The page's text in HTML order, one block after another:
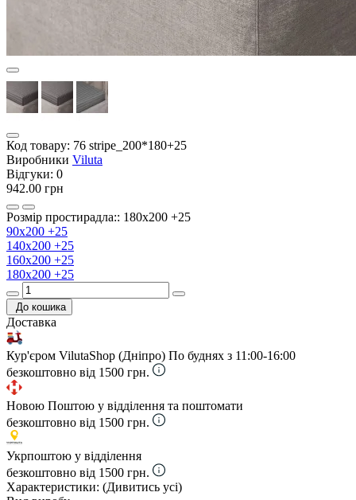
Код товару: 76 stripe_200*180+25
Виробники Viluta
Відгуки: 0
942.00 грн
Розмір простирадла:: 180х200 +25
90х200 +25
140х200 +25
160х200 +25
180х200 +25
До кошика
Доставка
Кур'єром VilutaShop (Дніпро) По буднях з 11:00-16:00
безкоштовно від 1500 грн.
Новою Поштою у відділення та поштомати
безкоштовно від 1500 грн.
Укрпоштою у відділення
безкоштовно від 1500 грн.
Характеристики: (Дивитись усі)